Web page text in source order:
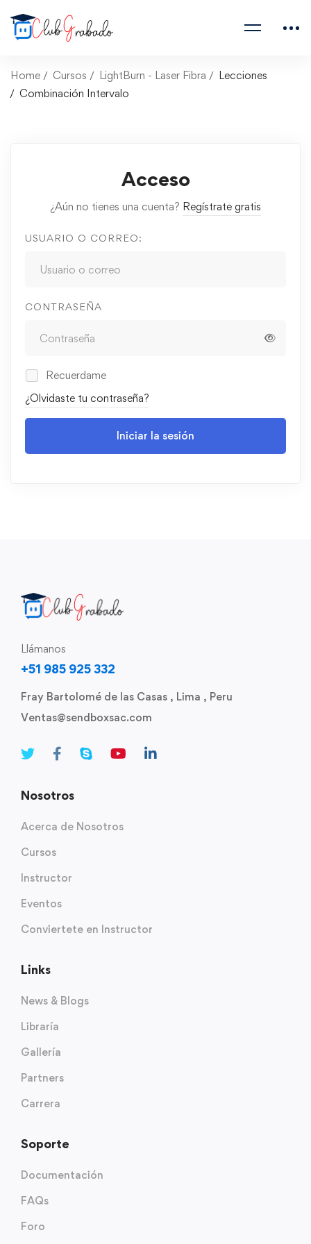
Home Cursos LightBurn - Laser Fibra
Lecciones
Combinación Intervalo
Acceso
¿Aún no tienes una cuenta? Regístrate gratis
USUARIO O CORREO:
CONTRASEÑA
Recuerdame
¿Olvidaste tu contraseña?
Iniciar la sesión
Llámanos
+51 985 925 332
Fray Bartolomé de las Casas , Lima , Peru
Ventas@sendboxsac.com
Nosotros
Acerca de Nosotros
Cursos
Instructor
Eventos
Conviertete en Instructor
Links
News & Blogs
Libraría
Gallería
Partners
Carrera
Soporte
Documentación
FAQs
Foro